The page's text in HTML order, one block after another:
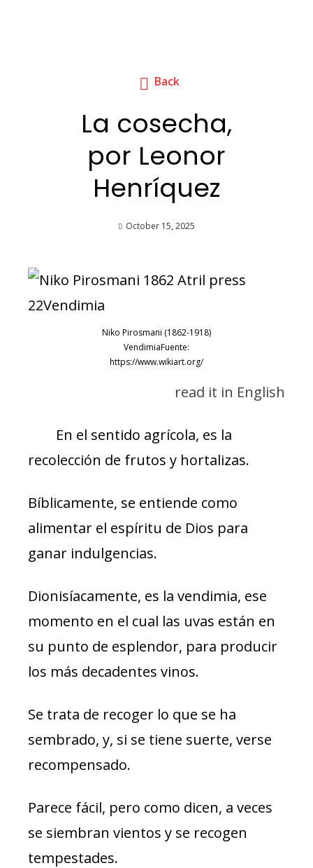
Back
La cosecha,
por Leonor
Henríquez
October 15, 2025
Niko Pirosmani (1862-1918)
VendimiaFuente:
https://www.wikiart.org/
read it in English
En el sentido agrícola, es la
recolección de frutos y hortalizas.
Bíblicamente, se entiende como
alimentar el espíritu de Dios para
ganar indulgencias.
Dionisíacamente, es la vendimia, ese
momento en el cual las uvas están en
su punto de esplendor, para producir
los más decadentes vinos.
Se trata de recoger lo que se ha
sembrado, y, si se tiene suerte, verse
recompensado.
Parece fácil, pero como dicen, a veces
se siembran vientos y se recogen
tempestades.